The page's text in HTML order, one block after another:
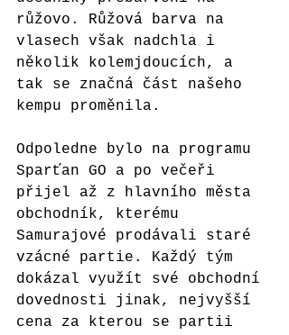
růžovo. Růžová barva na
vlasech však nadchla i
několik kolemjdoucích, a
tak se značná část našeho
kempu proměnila.
Odpoledne bylo na programu
Sparťan GO a po večeři
přijel až z hlavního města
obchodník, kterému
Samurajové prodávali staré
vzácné partie. Každý tým
dokázal využít své obchodní
dovednosti jinak, nejvyšší
cena za kterou se partii